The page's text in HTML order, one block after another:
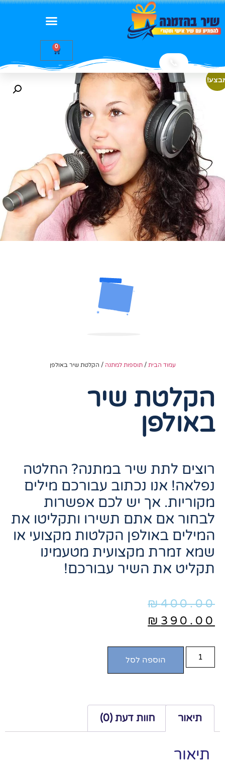
0
עמוד הבית /תוספות למתנה / הקלטת שיר באולפן
הקלטת שיר
באולפן
רוצים לתת שיר במתנה? החלטה
נפלאה! אנו נכתוב עבורכם מילים
מקוריות. אך יש לכם אפשרות
לבחור אם אתם תשירו ותקליטו את
המילים באולפן הקלטות מקצועי או
שמא זמרת מקצועית מטעמינו
תקליט את השיר עבורכם!
₪400.00
₪ 390.00
הוספה לסל
תיאור חוות דעת (0)
תיאור